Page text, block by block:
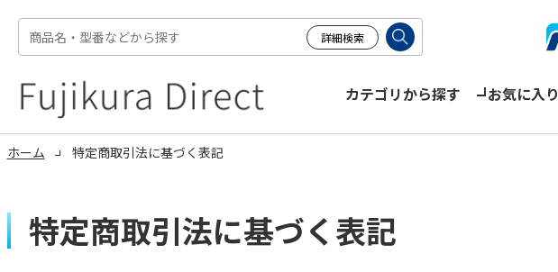
カテゴリから探す お気に入り
ホーム 特定商取引法に基づく表記
特定商取引法に基づく表記